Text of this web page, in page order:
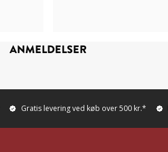
ANMELDELSER
Gratis levering ved køb over 500 kr.*